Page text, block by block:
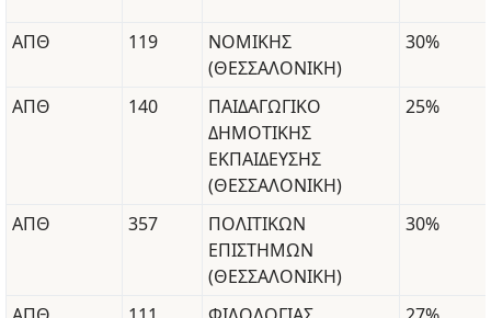
ΑΠΘ 119
ΝΟΜΙΚΗΣ
(ΘΕΣΣΑΛΟΝΙΚΗ)
30%
ΑΠΘ 140
ΠΑΙΔΑΓΩΓΙΚΟ
ΔΗΜΟΤΙΚΗΣ
ΕΚΠΑΙΔΕΥΣΗΣ
(ΘΕΣΣΑΛΟΝΙΚΗ)
25%
ΑΠΘ 357
ΠΟΛΙΤΙΚΩΝ
ΕΠΙΣΤΗΜΩΝ
(ΘΕΣΣΑΛΟΝΙΚΗ)
30%